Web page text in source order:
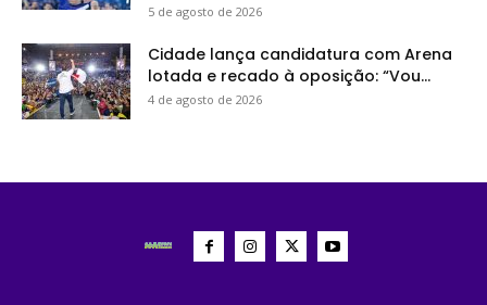
5 de agosto de 2026
Cidade lança candidatura com Arena
lotada e recado à oposição: “Vou...
4 de agosto de 2026